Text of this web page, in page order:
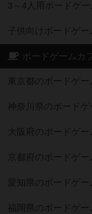
3～4人用ボードゲ
子供向けボードゲー
ボードゲームカ
東京都のボードゲー
神奈川県のボードゲ
大阪府のボードゲー
京都府のボードゲー
愛知県のボードゲー
福岡県のボードゲー